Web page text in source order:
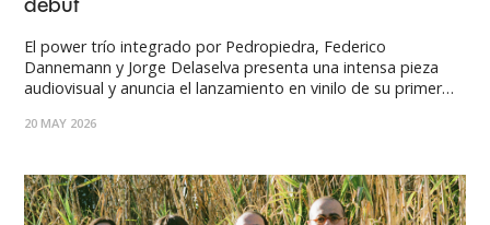
debut
El power trío integrado por Pedropiedra, Federico
Dannemann y Jorge Delaselva presenta una intensa pieza
audiovisual y anuncia el lanzamiento en vinilo de su primer
Universidad de Chile. La banda chilena Macedonia estrena el
20 MAY 2026